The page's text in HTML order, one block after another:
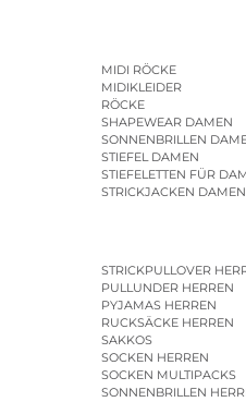
MIDI RÖCKE
MIDIKLEIDER
RÖCKE
SHAPEWEAR DAMEN
SONNENBRILLEN
STIEFEL DAMEN
STIEFELETTEN FÜR
STRICKJACKEN DAMEN
STRICKPULLOVER
PULLUNDER HERREN
PYJAMAS HERREN
RUCKSÄCKE HERREN
SAKKOS
SOCKEN HERREN
SOCKEN MULTIPACKS
SONNENBRILLEN